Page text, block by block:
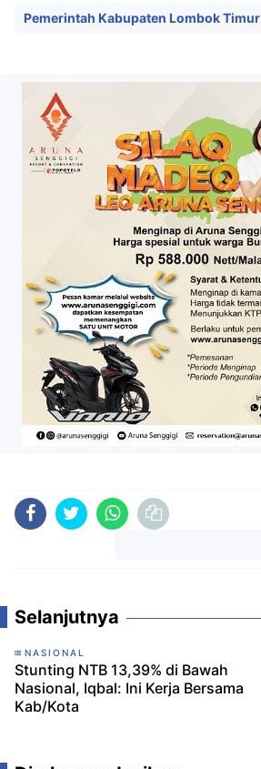
Pemerintah Kabupaten Lombok Timur
Selanjutnya
NASIONAL
Stunting NTB 13,39% di Bawah
Nasional, Iqbal: Ini Kerja Bersama
Kab/Kota